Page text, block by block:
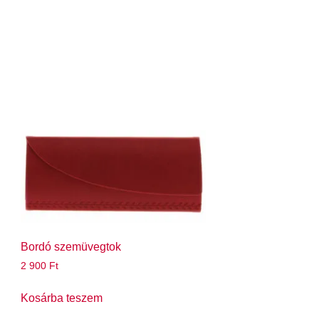
Bordó szemüvegtok
2 900 Ft
Kosárba teszem